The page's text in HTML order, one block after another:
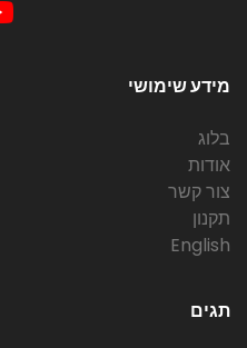
מידע שימושי
בלוג
אודות
צור קשר
תקנון
English
תגים